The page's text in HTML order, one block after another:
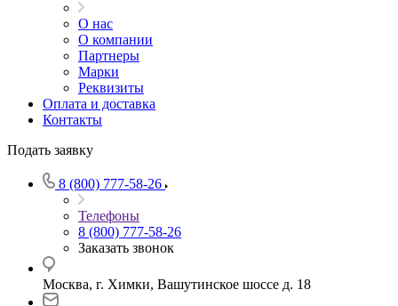
О нас
О компании
Партнеры
Марки
Реквизиты
Оплата и доставка
Контакты
Подать заявку
8 (800) 777-58-26
Телефоны
8 (800) 777-58-26
Заказать звонок
Москва, г. Химки, Вашутинское шоссе д. 18